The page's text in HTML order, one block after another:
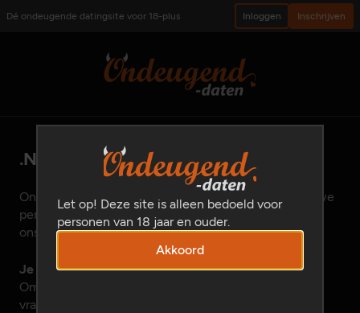
Dé ondeugende datingsite voor 18-plus Inloggen Inschrijven
.NET programmeur(s) gezocht!
Ons bedrijf groeit enorm de laatste tijd. Daarom zijn we
per direct op zoek naar .NET programmeurs (m/v) om
ons team te versterken.
Je kunt ons helpen..!
Omdat goede programmeurs moeilijk te vinden zijn,
vragen wij onze deelnemers een handje te helpen.
Let op! Deze site is alleen bedoeld voor
personen van 18 jaar en ouder.
Akkoord